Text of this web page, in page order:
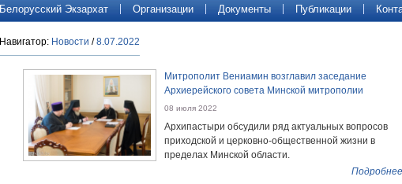
Белорусский Экзархат Организации Документы Публикации
Навигатор: Новости /8.07.2022
Митрополит Вениамин возглавил заседание
Архиерейского совета Минской митрополии
08 июля 2022
Архипастыри обсудили ряд актуальных вопросов
приходской и церковно-общественной жизни в
пределах Минской области.